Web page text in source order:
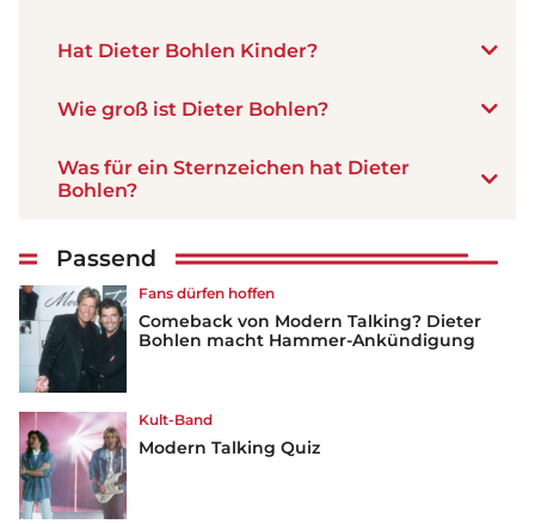
Hat Dieter Bohlen Kinder?
Wie groß ist Dieter Bohlen?
Was für ein Sternzeichen hat Dieter
Bohlen?
Passend
Fans dürfen hoffen
Comeback von Modern Talking? Dieter
Bohlen macht Hammer-Ankündigung
Kult-Band
Modern Talking Quiz